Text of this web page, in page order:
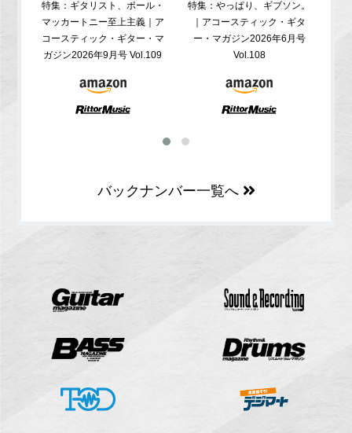
特集：ギタリスト、ポール・
マッカートニー至上主義｜ア
コースティック・ギター・マ
ガジン2026年9月号 Vol.109
特集：やっぱり、ギブソン。
｜アコースティック・ギタ
ー・マガジン2026年6月号
Vol.108
バックナンバー一覧へ